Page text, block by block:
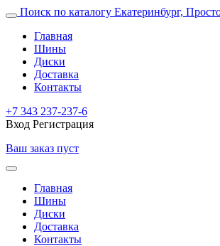
Поиск по каталогу Екатеринбург,
Главная
Шины
Диски
Доставка
Контакты
+7 343 237-237-6
Вход Регистрация
Ваш заказ пуст
Главная
Шины
Диски
Доставка
Контакты